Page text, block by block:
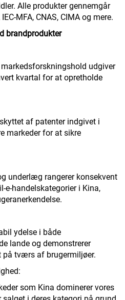
Alle produkter gennemgår
MFA, CNAS, CIMA og mere.
brandprodukter
udgiver
kvartal for at opretholde
af patenter indgivet i
markeder for at sikre
underlæg rangerer konsekvent
e-handelskategorier i Kina,
ydelse i både
lande og demonstrerer
tværs af brugermiljøer.
som Kina dominerer vores